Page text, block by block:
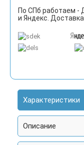
По СПб работаем -
и Яндекс. Доставка
Характеристики
Описание